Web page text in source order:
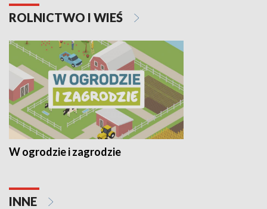
ROLNICTWO I WIEŚ
W ogrodzie i zagrodzie
INNE